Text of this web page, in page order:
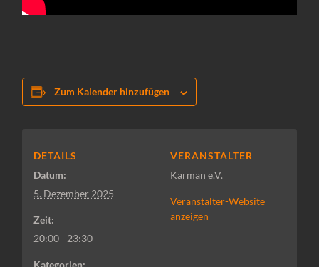
Zum Kalender hinzufügen
DETAILS
Datum:
5. Dezember 2025
Zeit:
20:00 - 23:30
VERANSTALTER
Karman e.V.
Veranstalter-Website
anzeigen